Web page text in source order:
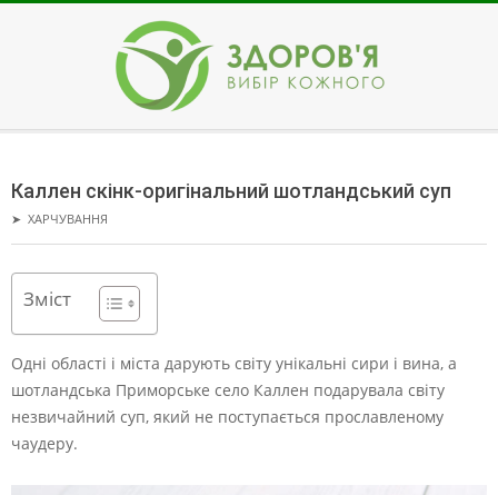
ЗДОРОВ'Я
Menu
Каллен скінк-оригінальний шотландський суп
➤ ХАРЧУВАННЯ
Зміст
Одні області і міста дарують світу унікальні сири і вина, а
шотландська Приморське село Каллен подарувала світу
незвичайний суп, який не поступається прославленому
чаудеру.